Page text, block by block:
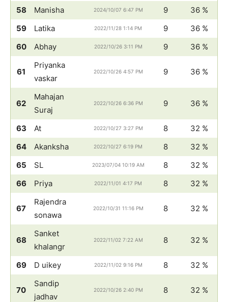
58
Manisha 2024/10/07 6:47 PM 9
36 %
59
Latika 2022/11/28 1:14 PM 9
36 %
60
Abhay 2022/10/26 3:11 PM 9 36 %
61
Priyanka
vaskar
2022/10/26 4:57 PM 9 36 %
62
Mahajan
Suraj
2022/10/26 6:36 PM 9 36 %
63 At 2022/10/27 3:27 PM 8
32 %
64
Akanksha 2022/10/27 6:19 PM 8
32 %
65
SL 2023/07/04 10:19 AM 8
32 %
66
Priya 2022/11/01 4:17 PM 8 32 %
67
Rajendra
sonawa
2022/10/31 11:16 PM 8 32 %
68
Sanket
khalangr
2022/11/02 7:22 AM 8 32 %
69 D uikey 2022/11/02 9:16 PM 8 32 %
70
Sandip
jadhav
2022/10/26 2:40 PM 8 32 %